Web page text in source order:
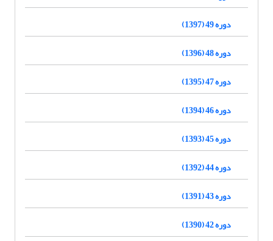
دوره 49 (1397)
دوره 48 (1396)
دوره 47 (1395)
دوره 46 (1394)
دوره 45 (1393)
دوره 44 (1392)
دوره 43 (1391)
دوره 42 (1390)